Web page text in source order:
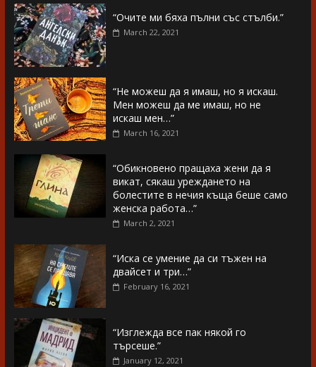
“Очите ми бяха пълни със стълби.”
March 22, 2021
“Не можеш да я имаш, но я искаш.
Мен можеш да ме имаш, но не
искаш мен…”
March 16, 2021
“Обикновено пращаха жени да я
викат, сякаш уреждането на
болестите в нечия къща беше само
женска работа…”
March 2, 2021
“Иска се умение да си тъжен на
двайсет и три…”
February 16, 2021
“Изглежда все пак някой го
търсеше.”
January 12, 2021